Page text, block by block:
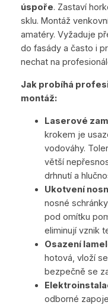
úspoře. Zastaví
sklu. Montáž
amatéry. Vyžaduje
do fasády a často i
nechat na
Jak probíhá
montáž:
Laserové
krokem je
vodováhy.
větší
drhnutí a
Ukotvení
nosné
pod omítku
eliminují vznik
Osazení
hotová, vloží
bezpečně se
odborné